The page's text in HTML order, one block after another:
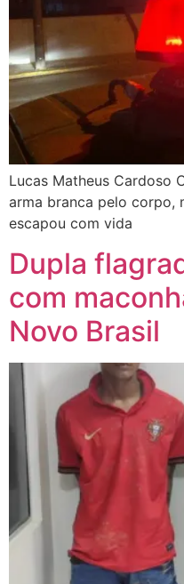
Lucas Matheus Cardoso
arma branca pelo corpo,
escapou com vida
Dupla
com
Novo Brasil